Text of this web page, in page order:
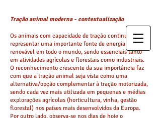
Tração animal moderna - contextualização
Os animais com capacidade de tração continuam a
representar uma importante fonte de energia
renovável em todo o mundo, sendo essenciais tanto
em atividades agrícolas e florestais como industriais.
O reconhecimento crescente da sua importância faz
com que a tração animal seja vista como uma
alternativa/opção complementar à tração motorizada,
sendo cada vez mais utilizada em pequenas e médias
explorações agrícolas (horticultura, vinha, gestão
florestal) nos países mais desenvolvidos da Europa.
Por outro lado, observa-se nos dias de hoje o